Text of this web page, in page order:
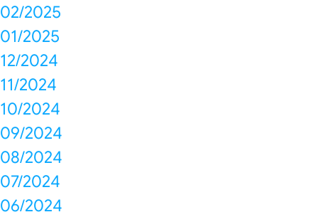
02/2025
01/2025
12/2024
11/2024
10/2024
09/2024
08/2024
07/2024
06/2024